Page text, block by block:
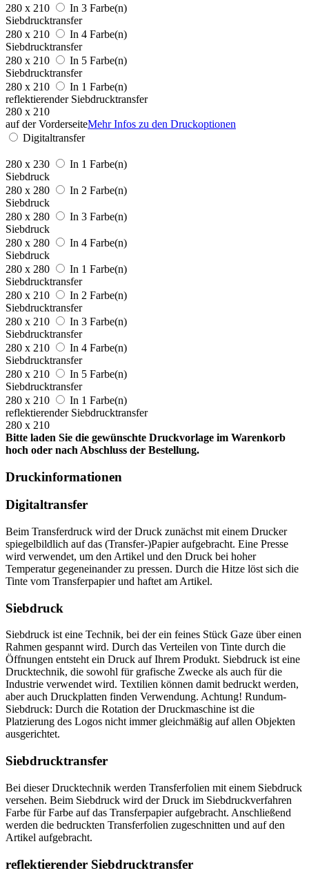
280 x 210
In 3 Farbe(n)
Siebdrucktransfer
280 x 210
In 4 Farbe(n)
Siebdrucktransfer
280 x 210
In 5 Farbe(n)
Siebdrucktransfer
280 x 210
In 1 Farbe(n)
reflektierender Siebdrucktransfer
280 x 210
auf der VorderseiteMehr Infos zu den Druckoptionen
Digitaltransfer
280 x 230
In 1 Farbe(n)
Siebdruck
280 x 280
In 2 Farbe(n)
Siebdruck
280 x 280
In 3 Farbe(n)
Siebdruck
280 x 280
In 4 Farbe(n)
Siebdruck
280 x 280
In 1 Farbe(n)
Siebdrucktransfer
280 x 210
In 2 Farbe(n)
Siebdrucktransfer
280 x 210
In 3 Farbe(n)
Siebdrucktransfer
280 x 210
In 4 Farbe(n)
Siebdrucktransfer
280 x 210
In 5 Farbe(n)
Siebdrucktransfer
280 x 210
In 1 Farbe(n)
reflektierender Siebdrucktransfer
280 x 210
Bitte laden Sie die gewünschte Druckvorlage im Warenkorb
hoch oder nach Abschluss der Bestellung.
Druckinformationen
Digitaltransfer
Beim Transferdruck wird der Druck zunächst mit einem Drucker
spiegelbildlich auf das (Transfer-)Papier aufgebracht. Eine Presse
wird verwendet, um den Artikel und den Druck bei hoher
Temperatur gegeneinander zu pressen. Durch die Hitze löst sich die
Tinte vom Transferpapier und haftet am Artikel.
Siebdruck
Siebdruck ist eine Technik, bei der ein feines Stück Gaze über einen
Rahmen gespannt wird. Durch das Verteilen von Tinte durch die
Öffnungen entsteht ein Druck auf Ihrem Produkt. Siebdruck ist eine
Drucktechnik, die sowohl für grafische Zwecke als auch für die
Industrie verwendet wird. Textilien können damit bedruckt werden,
aber auch Druckplatten finden Verwendung. Achtung! Rundum-
Siebdruck: Durch die Rotation der Druckmaschine ist die
Platzierung des Logos nicht immer gleichmäßig auf allen Objekten
ausgerichtet.
Siebdrucktransfer
Bei dieser Drucktechnik werden Transferfolien mit einem Siebdruck
versehen. Beim Siebdruck wird der Druck im Siebdruckverfahren
Farbe für Farbe auf das Transferpapier aufgebracht. Anschließend
werden die bedruckten Transferfolien zugeschnitten und auf den
Artikel aufgebracht.
reflektierender Siebdrucktransfer